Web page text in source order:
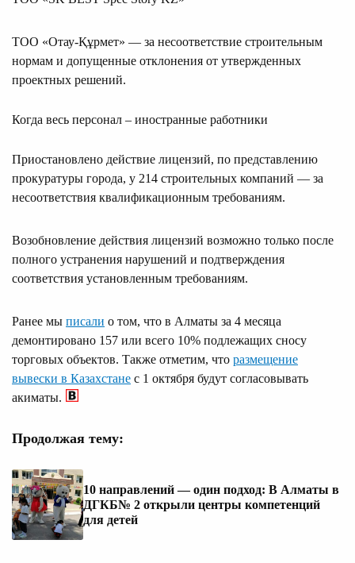
ТОО «Отау-Құрмет» — за несоответствие строительным
нормам и допущенные отклонения от утвержденных
проектных решений.
Когда весь персонал – иностранные работники
Приостановлено действие лицензий, по представлению
прокуратуры города, у 214 строительных компаний — за
несоответствия квалификационным требованиям.
Возобновление действия лицензий возможно только после
полного устранения нарушений и подтверждения
соответствия установленным требованиям.
Ранее мы писали о том, что в Алматы за 4 месяца
демонтировано 157 или всего 10% подлежащих сносу
торговых объектов. Также отметим, что размещение
вывески в Казахстане с 1 октября будут согласовывать
акиматы.
Продолжая тему:
10 направлений — один подход: В Алматы в
ДГКБ№ 2 открыли центры компетенций
для детей